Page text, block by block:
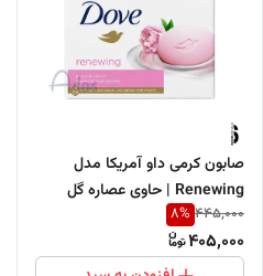
صابون کرمی داو آمریکا مدل
Renewing | حاوی عصاره گل
صدتومانی و روغن گل رز
445,000
8%
405,000